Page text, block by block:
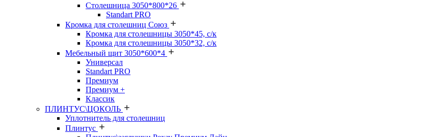
Столешница 3050*800*26
Standart PRO
Кромка для столешниц Союз
Кромка для столешницы 3050*45, с/к
Кромка для столешницы 3050*32, с/к
Мебельный щит 3050*600*4
Универсал
Standart PRO
Премиум
Премиум +
Классик
ПЛИНТУС\ЦОКОЛЬ
Уплотнитель для столешниц
Плинтус